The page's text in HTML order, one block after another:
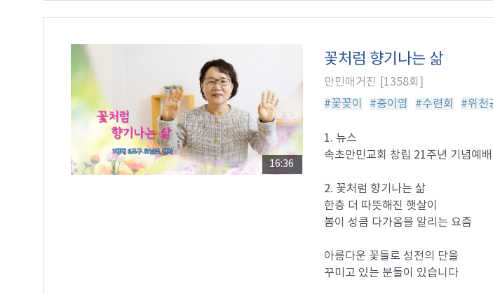
16:36
꽃처럼 향기나는 삶
만민매거진 [1358회]
#꽃꽂이
#중이염 #수련회 #위천
1. 뉴스
속초만민교회 창립 21주년 기념예
2. 꽃처럼 향기나는 삶
한층 더 따뜻해진 햇살이
봄이 성큼 다가옴을 알리는 요즘
아름다운 꽃들로 성전의 단을
꾸미고 있는 분들이 있습니다